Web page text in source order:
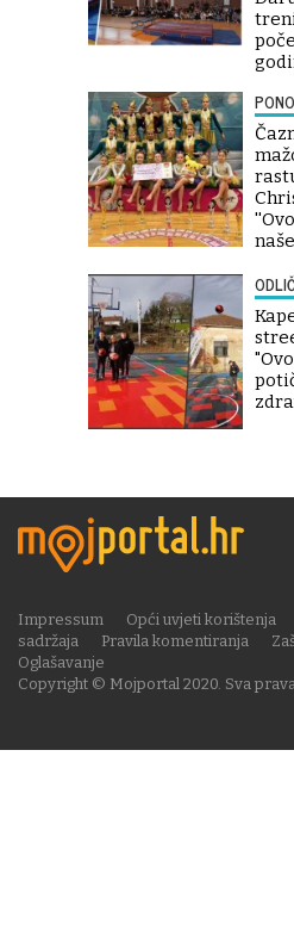
Copyright © Mojportal 2020. Sva
Impressum Opći uvjeti korištenja
sadržaja
Pravila komentiranja
Oglašavanje